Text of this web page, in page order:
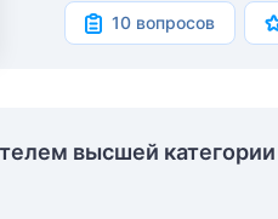
10 вопросов
высшей категории